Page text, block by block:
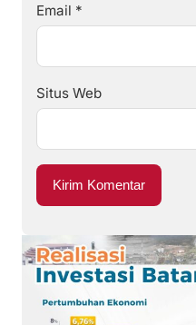
Email *
Situs Web